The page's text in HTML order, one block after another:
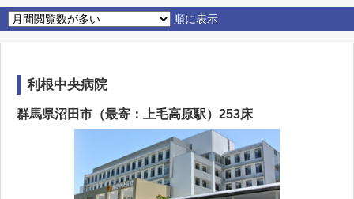
順に表示
利根中央病院
群馬県沼田市（最寄：上毛高原駅）253床